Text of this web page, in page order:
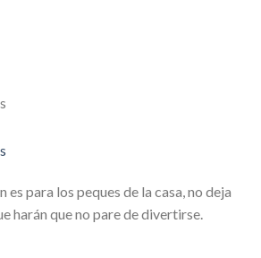
es para los peques de la casa, no deja
harán que no pare de divertirse.